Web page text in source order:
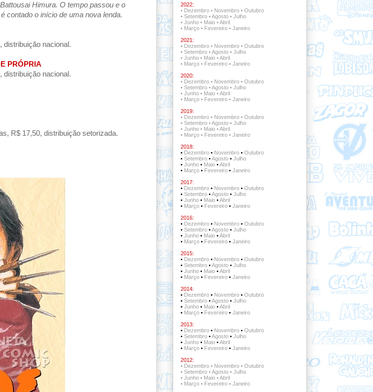
Himura. O tempo passou e o
contado o início de uma nova lenda.
distribuição nacional.
PRÓPRIA
distribuição nacional.
R$ 17,50, distribuição setorizada.
2022:
• Dezembro • Novembro• Outubro
• Setembro •Agosto• Julho
• Junho• Maio•Abril
• Março• Fevereiro• Janeiro
2021:
• Dezembro • Novembro • Outubro
• Setembro•Agosto• Julho
• Junho• Maio•Abril
• Março• Fevereiro• Janeiro
2020:
• Dezembro• Novembro• Outubro
• Setembro•Agosto• Julho
• Junho• Maio•Abril
• Março• Fevereiro• Janeiro
2019:
• Dezembro• Novembro• Outubro
• Setembro•Agosto• Julho
• Junho• Maio•Abril
• Março• Fevereiro• Janeiro
2018:
• Dezembro• Novembro• Outubro
• Setembro•Agosto• Julho
• Junho• Maio•Abril
• Março• Fevereiro• Janeiro
2017:
• Dezembro• Novembro• Outubro
• Setembro•Agosto• Julho
• Junho• Maio•Abril
• Março• Fevereiro• Janeiro
2016:
• Dezembro• Novembro• Outubro
• Setembro•Agosto• Julho
• Junho• Maio•Abril
• Março• Fevereiro• Janeiro
2015:
• Dezembro• Novembro• Outubro
• Setembro•Agosto• Julho
• Junho• Maio•Abril
• Março• Fevereiro• Janeiro
2014:
• Dezembro • Novembro • Outubro
• Setembro• Agosto • Julho
• Junho• Maio•Abril
• Março• Fevereiro• Janeiro
2013:
• Dezembro• Novembro• Outubro
• Setembro•Agosto• Julho
• Junho• Maio•Abril
• Março• Fevereiro• Janeiro
2012:
• Dezembro• Novembro• Outubro
• Setembro •Agosto• Julho
• Junho• Maio •Abril
• Março• Fevereiro• Janeiro